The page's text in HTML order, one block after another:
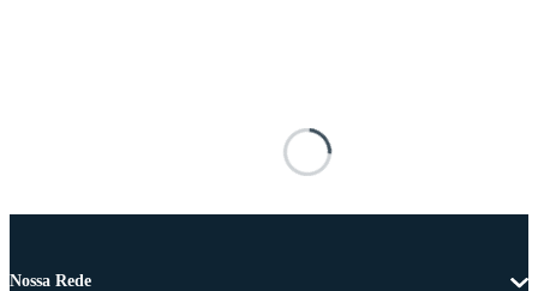
Nossa Rede